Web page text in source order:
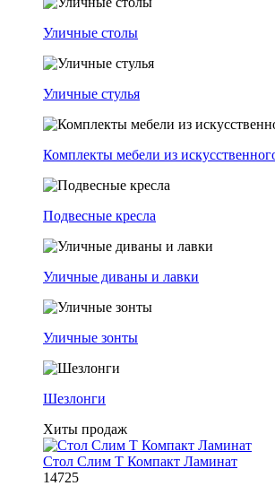
Уличные столы
Уличные стулья
Комплекты мебели из
Подвесные кресла
Уличные диваны и лавки
Уличные зонты
Шезлонги
Хиты продаж
Стол Слим Т Компакт Ламинат
14725